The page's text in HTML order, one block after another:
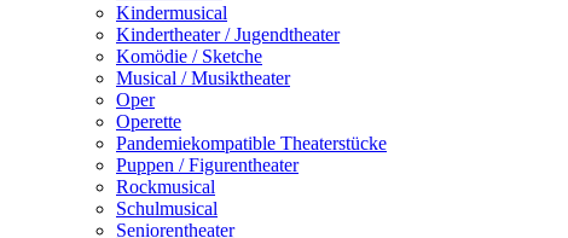
Kindermusical
Kindertheater / Jugendtheater
Komödie / Sketche
Musical / Musiktheater
Oper
Operette
Pandemiekompatible Theaterstücke
Puppen / Figurentheater
Rockmusical
Schulmusical
Seniorentheater